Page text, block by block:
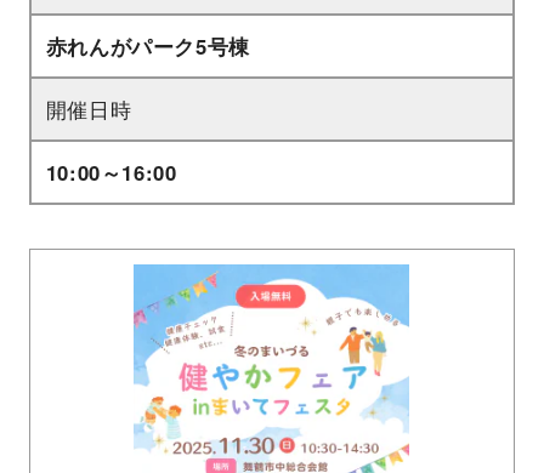
赤れんがパーク5号棟
開催日時
10:00～16:00